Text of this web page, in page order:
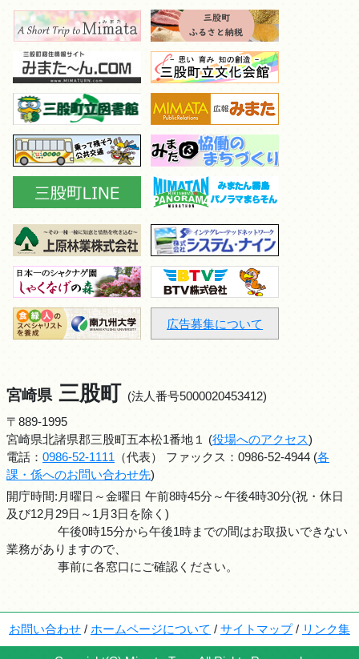
広告募集について
宮崎県 三股町 (法人番号5000020453412)
〒889-1995
宮崎県北諸県郡三股町五本松1番地１ (役場へのアクセス)
電話： 0986-52-1111 （代表） ファックス：0986-52-4944 (各
課・係へのお問い合わせ先)
開庁時間:月曜日～金曜日 午前8時45分～午後4時30分(祝・休日
及び12月29日～1月3日を除く)
午後0時15分から午後1時までの間はお取扱いできない
業務がありますので、
事前に各窓口にご確認ください。
お問い合わせ / ホームページについて / サイトマップ/ リンク集